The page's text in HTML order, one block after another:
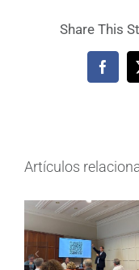
Share This
Artículos